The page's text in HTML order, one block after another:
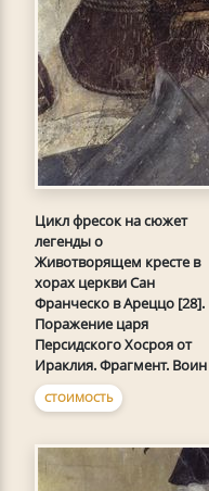
Цикл фресок на сюжет
легенды о
Животворящем кресте в
хорах церкви Сан
Франческо в Ареццо [28].
Поражение царя
Персидского Хосроя от
Ираклия. Фрагмент. Воин
СТОИМОСТЬ